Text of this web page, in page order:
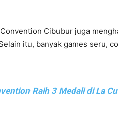
Cibubur juga
itu, banyak games seru,
Raih 3 Medali di La